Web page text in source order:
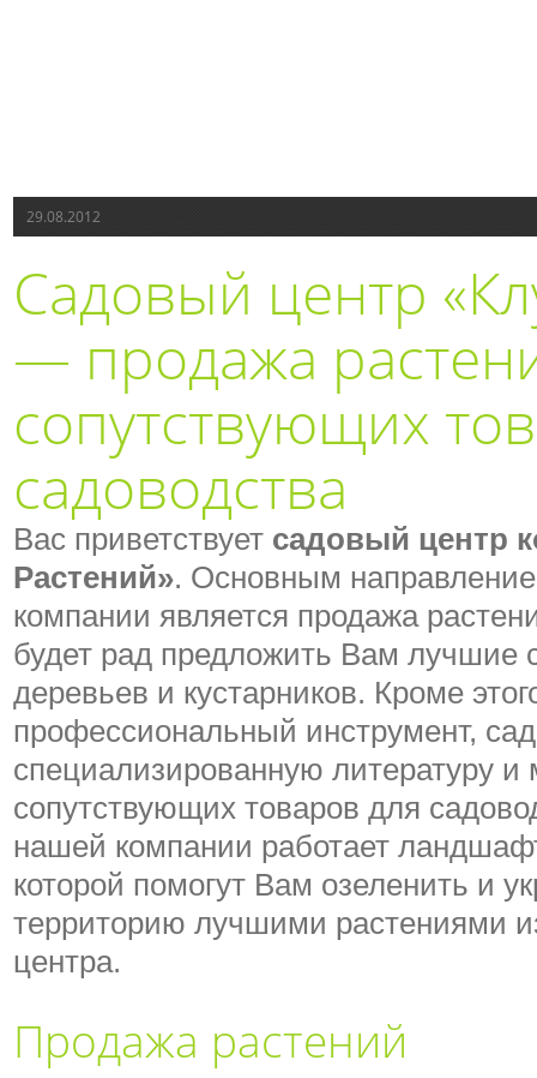
29.08.2012
Садовый центр
— продажа
сопутствующих
садоводства
Вас приветствует садовый центр
Растений». Основным
компании является продажа
будет рад предложить Вам лучшие
деревьев и кустарников. Кроме
профессиональный инструмент,
специализированную литературу и
сопутствующих товаров для
нашей компании работает
которой помогут Вам озеленить и
территорию лучшими растениями
центра.
Продажа растений